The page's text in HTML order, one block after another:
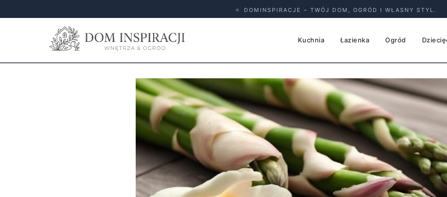
★ DOMINSPIRACJE – TWÓJ DOM, OGRÓD I WŁASNY STYL.
Kuchnia Łazienka Ogród